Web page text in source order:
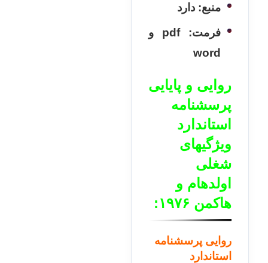
منبع: دارد
فرمت: pdf و
word
روایی و پایایی
پرسشنامه
استاندارد
ویژگیهای
شغلی
اولدهام و
هاكمن ۱۹۷۶:
روایی پرسشنامه
استاندارد